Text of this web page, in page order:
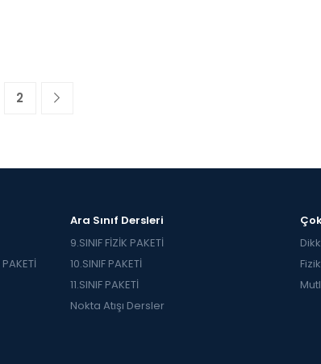
2
Ara Sınıf Dersleri
9.SINIF FİZİK PAKETİ
10.SINIF PAKETİ
11.SINIF PAKETİ
Nokta Atışı Dersler